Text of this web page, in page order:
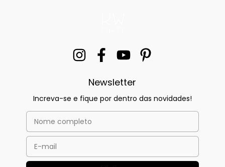
Newsletter
Increva-se e fique por dentro das novidades!